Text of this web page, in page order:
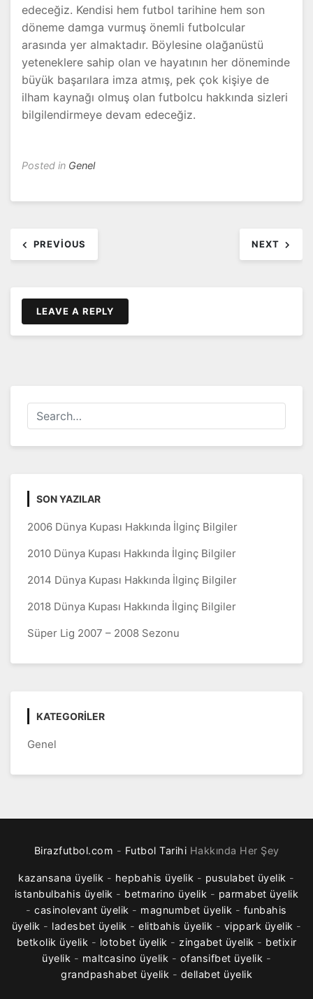
edeceğiz. Kendisi hem futbol tarihine hem son
döneme damga vurmuş önemli futbolcular
arasında yer almaktadır. Böylesine olağanüstü
yeteneklere sahip olan ve hayatının her döneminde
büyük başarılara imza atmış, pek çok kişiye de
ilham kaynağı olmuş olan futbolcu hakkında sizleri
bilgilendirmeye devam edeceğiz.
Posted in Genel
dolaşımı
PREVIOUS NEXT
LEAVE A REPLY
SON YAZILAR
2006 Dünya Kupası Hakkında İlginç Bilgiler
2010 Dünya Kupası Hakkında İlginç Bilgiler
2014 Dünya Kupası Hakkında İlginç Bilgiler
2018 Dünya Kupası Hakkında İlginç Bilgiler
Süper Lig 2007 – 2008 Sezonu
KATEGORILER
Genel
Birazfutbol.com - Futbol Tarihi Hakkında Her Şey
kazansana üyelik - hepbahis üyelik - pusulabet üyelik -
istanbulbahis üyelik - betmarino üyelik - parmabet üyelik
-casinolevant üyelik - magnumbet üyelik - funbahis
üyelik - ladesbet üyelik - elitbahis üyelik - vippark üyelik -
betkolik üyelik - lotobet üyelik - zingabet üyelik - betixir
üyelik - maltcasino üyelik - ofansifbet üyelik -
grandpashabet üyelik - dellabet üyelik